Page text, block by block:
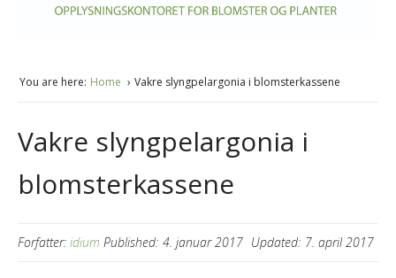
You are here: Home Vakre slyngpelargonia i blomsterkassene
Vakre slyngpelargonia i
blomsterkassene
Forfatter: idium Published: 4. januar 2017 Updated: 7. april 2017